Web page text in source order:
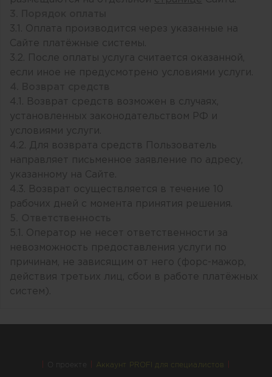
3.1. Оплата производится через указанные на
Сайте платёжные системы.
3.2. После оплаты услуга считается оказанной,
если иное не предусмотрено условиями услуги.
4.1. Возврат средств возможен в случаях,
установленных законодательством РФ и
условиями услуги.
4.2. Для возврата средств Пользователь
направляет письменное заявление по адресу,
указанному на Сайте.
4.3. Возврат осуществляется в течение 10
рабочих дней с момента принятия решения.
5.1. Оператор не несет ответственности за
невозможность предоставления услуги по
причинам, не зависящим от него (форс-мажор,
действия третьих лиц, сбои в работе платёжных
систем).
О проекте Аккаунт PROFI для специалистов